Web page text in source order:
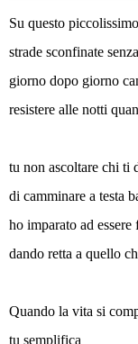
Su questo
strade sconfinate
giorno dopo giorno
resistere alle notti
tu non ascoltare chi ti
di camminare a testa
ho imparato ad essere
dando retta a quello
Quando la vita si
tu semplifica